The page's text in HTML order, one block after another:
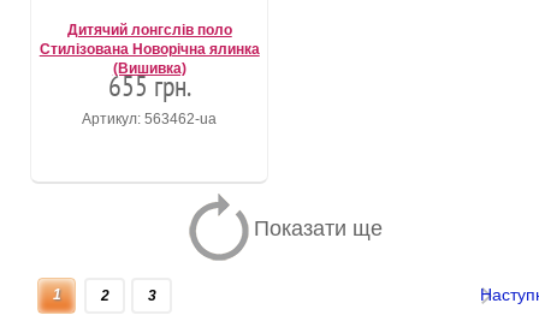
Дитячий лонгслів поло
Стилізована Новорічна ялинка
(Вишивка)
655 грн.
Артикул: 563462-ua
Показати ще
1 2 3